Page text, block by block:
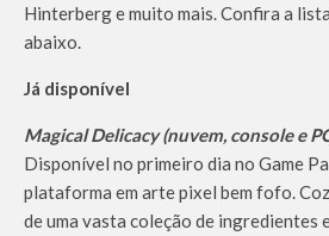
Hinterberg e muito mais. Confira a
abaixo.
Já disponível
Magical Delicacy (nuvem, console e
Disponível no primeiro dia no Game
plataforma em arte pixel bem fofo.
de uma vasta coleção de ingredientes